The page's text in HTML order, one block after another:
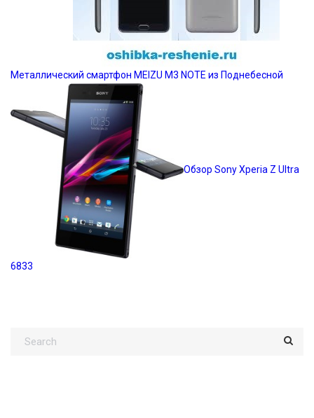
Металлический смартфон MEIZU M3 NOTE из Поднебесной
Обзор Sony Xperia Z Ultra
6833